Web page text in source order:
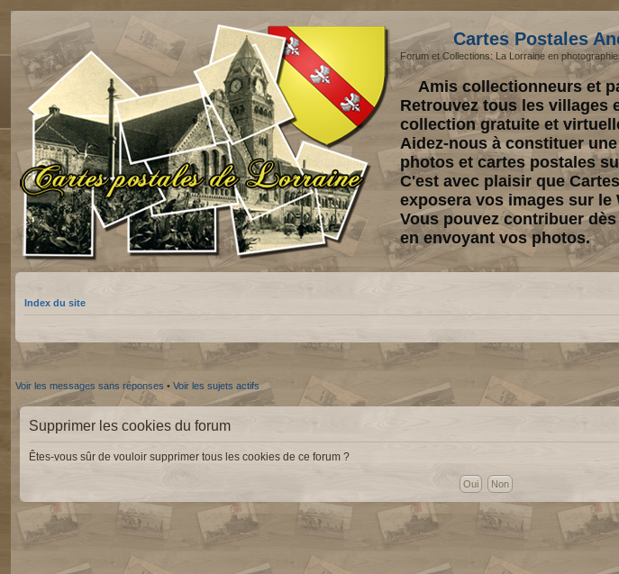
Cartes Postales
Forum et Collections: La Lorraine en
Amis collectionneurs et
Retrouvez tous les villages
collection gratuite et
Aidez-nous à constituer
photos et cartes postales
C'est avec plaisir que
exposera vos images sur le
Vous pouvez contribuer
en envoyant vos photos.
Index du site
Voir les messages sans réponses • Voir les sujets actifs
Supprimer les cookies du forum
Êtes-vous sûr de vouloir supprimer tous les cookies de ce forum ?